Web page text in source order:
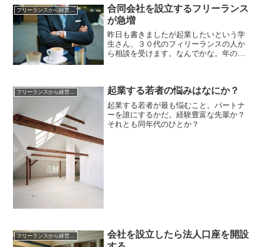
フリーランスから経営者への道
合同会社を設立するフリーランス
が急増
昨日も書きましたが起業したいという学
生さん、３０代のフィリーランスの人か
ら相談を受けます。なんでかな。年の功
フリーランスから経営者への道 起業する若者の悩みはなにか？
起業する若者が最も悩むこと。パートナ
ーを誰にするかだ。経験豊富な先輩か？
それとも同年代のひとか？
フリーランスから経営者への道
会社を設立したら法人口座を開設